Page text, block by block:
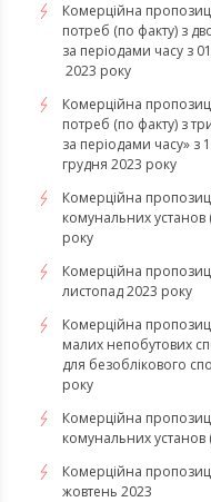
Комерційна
потреб (по факту) з
за періодами часу з
2023 року
Комерційна
потреб (по факту) з
за періодами часу» з
грудня 2023 року
Комерційна
комунальних установ
року
Комерційна
листопад 2023 року
Комерційна
малих непобутових
для безоблікового
року
Комерційна
комунальних установ
Комерційна
жовтень 2023